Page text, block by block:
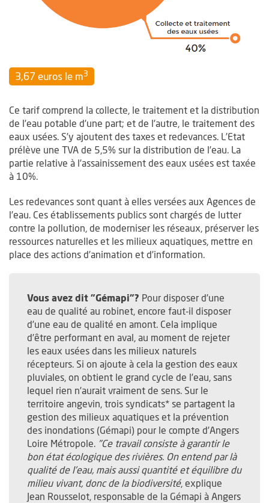
3,67 euros le m3
Ce tarif comprend la collecte, le traitement et la distribution
de l’eau potable d’une part; et de l’autre, le traitement des
eaux usées. S’y ajoutent des taxes et redevances. L’Etat
prélève une TVA de 5,5% sur la distribution de l’eau. La
partie relative à l’assainissement des eaux usées est taxée
à 10%.
Les redevances sont quant à elles versées aux Agences de
l’eau. Ces établissements publics sont chargés de lutter
contre la pollution, de moderniser les réseaux, préserver les
ressources naturelles et les milieux aquatiques, mettre en
place des actions d’animation et d’information.
Vous avez dit "Gémapi"? Pour disposer d’une
eau de qualité au robinet, encore faut-il disposer
d’une eau de qualité en amont. Cela implique
d’être performant en aval, au moment de rejeter
les eaux usées dans les milieux naturels
récepteurs. Si on ajoute à cela la gestion des eaux
pluviales, on obtient le grand cycle de l’eau, sans
lequel rien n’aurait vraiment de sens. Sur le
territoire angevin, trois syndicats* se partagent la
gestion des milieux aquatiques et la prévention
des inondations (Gémapi) pour le compte d’Angers
Loire Métropole. "Ce travail consiste à garantir le
bon état écologique des rivières. On entend par là
qualité de l’eau, mais aussi quantité et équilibre du
milieu vivant, donc de la biodiversité, explique
Jean Rousselot, responsable de la Gémapi à Angers